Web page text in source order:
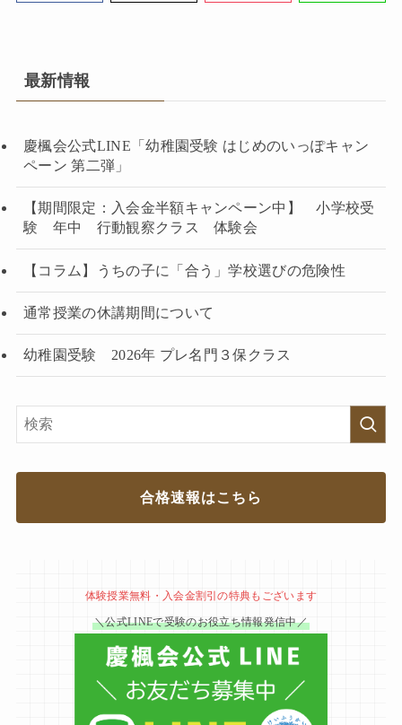
最新情報
慶楓会公式LINE「幼稚園受験 はじめのいっぽキャン
ペーン 第二弾」
【期間限定：入会金半額キャンペーン中】 小学校受
験 年中 行動観察クラス 体験会
【コラム】うちの子に「合う」学校選びの危険性
通常授業の休講期間について
幼稚園受験 2026年 プレ名門３保クラス
合格速報はこちら
体験授業無料・入会金割引の特典もございます
＼公式LINEで受験のお役立ち情報発信中／